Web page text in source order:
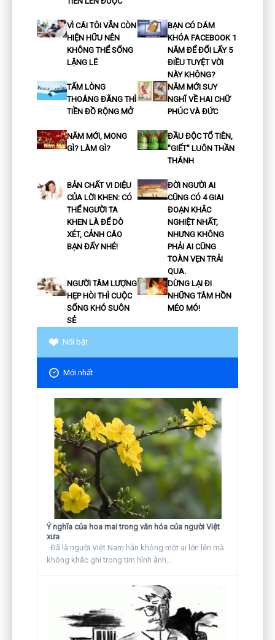
VÌ CÁI TÔI VẪN CÒN
HIỆN HỮU NÊN
KHÔNG THỂ SỐNG
LẶNG LẼ
BẠN CÓ DÁM
KHÓA FACEBOOK 1
NĂM ĐỂ ĐỔI LẤY 5
ĐIỀU TUYỆT VỜI
NÀY KHÔNG?
TẤM LÒNG
THOÁNG ĐÃNG THÌ
TIỀN ĐỒ RỘNG MỞ
NĂM MỚI SUY
NGHĨ VỀ HAI CHỮ
PHÚC VÀ ĐỨC
NĂM MỚI, MONG
GÌ? LÀM GÌ?
ĐẦU ĐỘC TỔ TIÊN,
"GIẾT" LUÔN THẦN
THÁNH
BẢN CHẤT VI DIỆU
CỦA LỜI KHEN: CÓ
THỂ NGƯỜI TA
KHEN LÀ ĐỂ DÒ
XÉT, CẢNH CÁO
BẠN ĐẤY NHÉ!
ĐỜI NGƯỜI AI
CŨNG CÓ 4 GIAI
ĐOẠN KHẮC
NGHIỆT NHẤT,
NHƯNG KHÔNG
PHẢI AI CŨNG
TOÀN VẸN TRẢI
QUA.
NGƯỜI TÂM LƯỢNG
HẸP HÒI THÌ CUỘC
SỐNG KHÓ SUÔN
SẺ
DỪNG LẠI ĐI
NHỮNG TÂM HỒN
MÉO MÓ!
Nổi bật
Mới nhất
Ý nghĩa của hoa mai trong văn hóa của người Việt
xưa
Đã là người Việt Nam hẳn không một ai lớn lên mà
không khắc ghi trong tim hình ảnh...